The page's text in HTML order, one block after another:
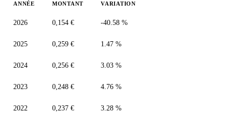
ANNÉE MONTANT VARIATION
2026 0,154 € -40.58 %
2025 0,259 € 1.47 %
2024 0,256 € 3.03 %
2023 0,248 € 4.76 %
2022 0,237 € 3.28 %